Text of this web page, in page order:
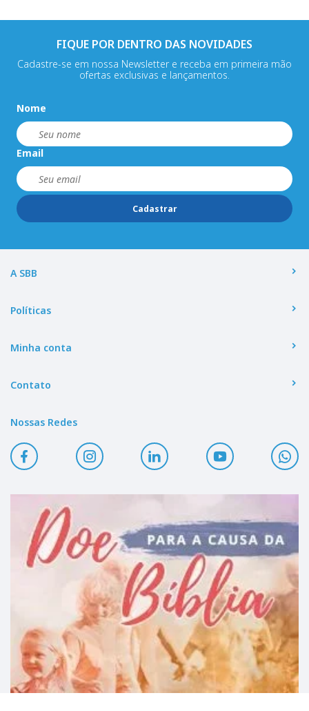
FIQUE POR DENTRO DAS NOVIDADES
Cadastre-se em nossa Newsletter e receba em primeira mão
ofertas exclusivas e lançamentos.
Nome
Email
Cadastrar
A SBB
Políticas
Minha conta
Contato
Nossas Redes